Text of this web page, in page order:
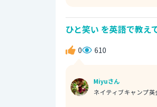
く」といっても、実際イ
イメージですね。 「For a short period」や「Temporarily」は、それよりも長いが「一定期間」「しばら
ひと笑い を英語で教え
0 610
Miyuさん
ネイティブキャンプ